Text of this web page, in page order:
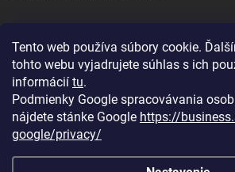
Tento web používa súbory cookie.
tohto webu vyjadrujete súhlas s ich
informácií tu.
Podmienky Google spracovávania
nájdete stánke Google https://
google/privacy/
Vložením e-mailu súhlasíte spodmienkami
údajov
Prihlásiť sa